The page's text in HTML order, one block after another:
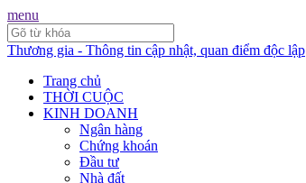
menu
Thương gia - Thông tin cập nhật, quan điểm độc lập
Trang chủ
THỜI CUỘC
KINH DOANH
Ngân hàng
Chứng khoán
Đầu tư
Nhà đất